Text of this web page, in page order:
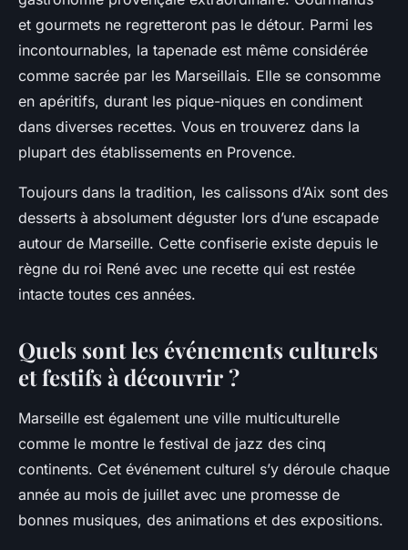
et gourmets ne regretteront pas le détour. Parmi les
incontournables, la tapenade est même considérée
comme sacrée par les Marseillais. Elle se consomme
en apéritifs, durant les pique-niques en condiment
dans diverses recettes. Vous en trouverez dans la
plupart des établissements en Provence.
Toujours dans la tradition, les calissons d’Aix sont des
desserts à absolument déguster lors d’une escapade
autour de Marseille. Cette confiserie existe depuis le
règne du roi René avec une recette qui est restée
intacte toutes ces années.
Quels sont les événements culturels
et festifs à découvrir ?
Marseille est également une ville multiculturelle
comme le montre le festival de jazz des cinq
continents. Cet événement culturel s’y déroule chaque
année au mois de juillet avec une promesse de
bonnes musiques, des animations et des expositions.